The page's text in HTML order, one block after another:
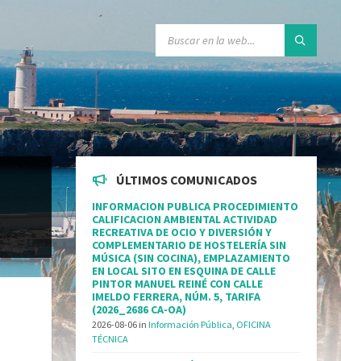
ÚLTIMOS COMUNICADOS
INFORMACION PUBLICA PROCEDIMIENTO
CALIFICACION AMBIENTAL ACTIVIDAD
RECREATIVA DE OCIO Y DIVERSIÓN Y
COMPLEMENTARIO DE HOSTELERÍA SIN
MÚSICA (SIN COCINA), EMPLAZAMIENTO
EN LOCAL SITO EN ESQUINA DE CALLE
PINTOR MANUEL REINÉ CON CALLE
IMELDO FERRERA, NÚM. 5, TARIFA
(2026_2686 CA-OA)
2026-08-06 inInformación Pública OFICINA
TÉCNICA